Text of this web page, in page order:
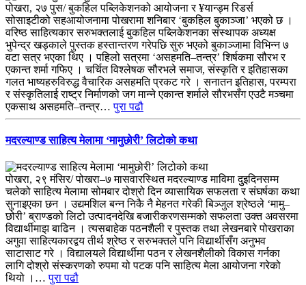
पोखरा, २७ पुस/ बुकहिल पब्लिकेशनको आयोजना र ¥यान्ड्म रिडर्स
सोसाइटीको सहआयोजनामा पोखरामा शनिबार ‘बुकहिल बुकाञ्जा’ भएको छ ।
वरिष्ठ साहित्यकार सरुभक्तलाई बुकहिल पब्लिकेशनका संस्थापक अध्यक्ष
भुपेन्द्र खड्काले पुस्तक हस्तान्तरण गरेपछि सुरु भएको बुकाञ्जामा विभिन्न ७
वटा सत्र भएका थिए । पहिलो सत्रमा ‘असहमति–तन्त्र’ शिर्षकमा सौरभ र
एकान्त शर्मा गफिए । चर्चित विश्लेषक सौरभले समाज, संस्कृति र इतिहासका
गलत भाष्यहरुविरुद्ध वैचारिक असहमति प्रकट गरे । सनातन इतिहास, परम्परा
र संस्कृतिलाई राष्ट्र निर्माणको जग मान्ने एकान्त शर्माले सौरभसँग एउटै मञ्चमा
एकसाथ असहमति–तन्त्र…पुरा पढौ
मदरल्याण्ड साहित्य मेलामा ‘मामुछोरी’ लिटोको कथा
पोखरा, २९ मंसिर/ पोखरा–७ मासवारस्थित मदरल्याण्ड माविमा दुुइदिनसम्म
चलेको साहित्य मेलामा सोमबार दोश्रो दिन व्यासायिक सफलता र संघर्षका कथा
सुनाइएका छन । उद्यमशिल बन्न निकै नै मेहनत गरेकी बिञ्जुल श्रेष्ठले ‘मामु–
छोरी’ ब्राण्डको लिटो उत्पादनदेखि बजारीकरणसम्मको सफलता उक्त अवसरमा
विद्यार्थीमाझ बाढिन । त्यसबाहेक पठनशैली र पुस्तक तथा लेखनबारे पोखराका
अगुवा साहित्यकारद्वय तीर्थ श्रेष्ठ र सरुभक्तले पनि विद्यार्थीसँग अनुभव
साटासाट गरे । विद्यालयले विद्यार्थीमा पठन र लेखनशैलीको विकास गर्नका
लागि दोश्रो संस्करणको रुपमा यो पटक पनि साहित्य मेला आयोजना गरेको
थियो ।…पुरा पढौ